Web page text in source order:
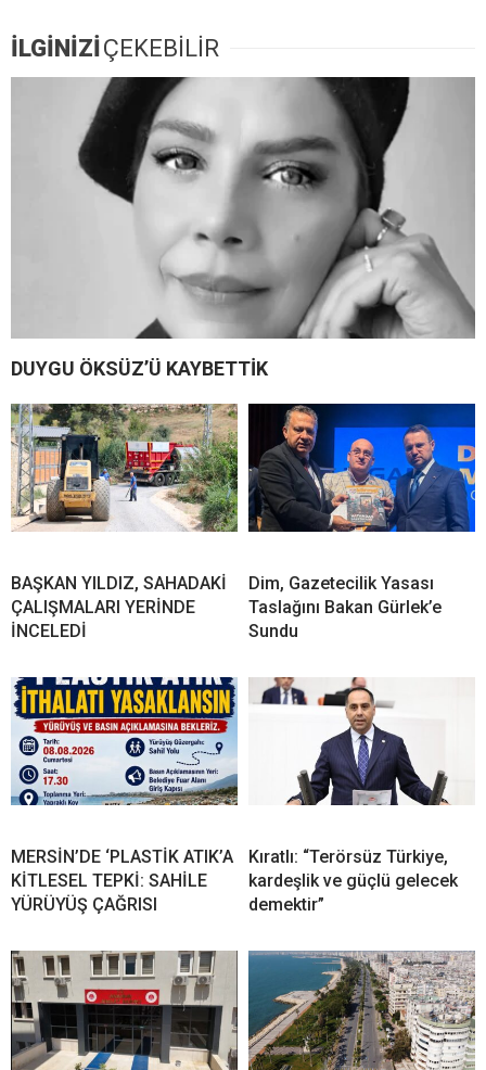
İLGİNİZİ ÇEKEBİLİR
DUYGU ÖKSÜZ’Ü KAYBETTİK
BAŞKAN YILDIZ, SAHADAKİ
ÇALIŞMALARI YERİNDE
İNCELEDİ
Dim, Gazetecilik Yasası
Taslağını Bakan Gürlek’e
Sundu
MERSİN’DE ‘PLASTİK ATIK’A
KİTLESEL TEPKİ: SAHİLE
YÜRÜYÜŞ ÇAĞRISI
Kıratlı: “Terörsüz Türkiye,
kardeşlik ve güçlü gelecek
demektir”